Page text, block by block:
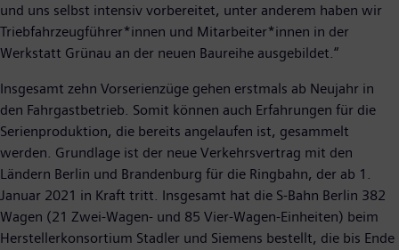
und uns selbst intensiv vorbereitet, unter anderem haben wir
Triebfahrzeugführer*innen und Mitarbeiter*innen in der
Werkstatt Grünau an der neuen Baureihe ausgebildet.“
Insgesamt zehn Vorserienzüge gehen erstmals ab Neujahr in
den Fahrgastbetrieb. Somit können auch Erfahrungen für die
Serienproduktion, die bereits angelaufen ist, gesammelt
werden. Grundlage ist der neue Verkehrsvertrag mit den
Ländern Berlin und Brandenburg für die Ringbahn, der ab 1.
Januar 2021 in Kraft tritt. Insgesamt hat die S-Bahn Berlin 382
Wagen (21 Zwei-Wagen- und 85 Vier-Wagen-Einheiten) beim
Herstellerkonsortium Stadler und Siemens bestellt, die bis Ende